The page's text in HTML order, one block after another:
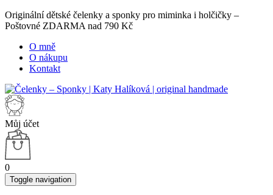
Originální dětské čelenky a sponky pro miminka i holčičky –
Poštovné ZDARMA nad 790 Kč
O mně
O nákupu
Kontakt
Můj účet
0
Toggle navigation